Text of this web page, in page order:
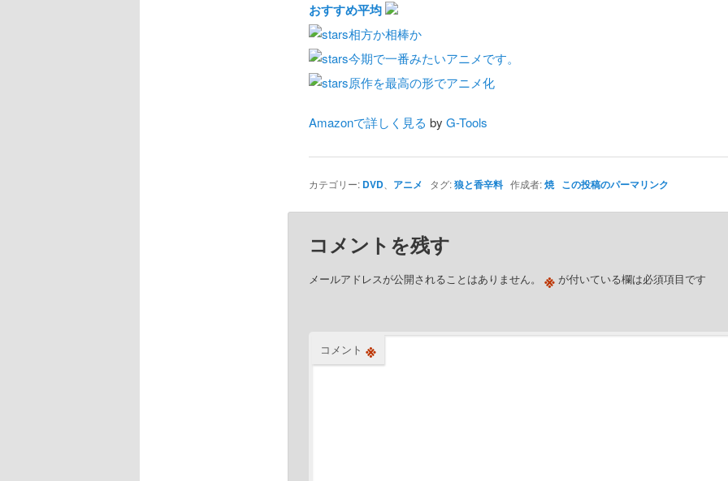
おすすめ平均
相方か相棒か
今期で一番みたいアニメです。
原作を最高の形でアニメ化
Amazonで詳しく見る by G-Tools
カテゴリー: DVD、 アニメ タグ:狼と香辛料作成者:焼 この投稿のパーマリンク
コメントを残す
メールアドレスが公開されることはありません。 ※が付いている欄は必須項目です
コメント ※